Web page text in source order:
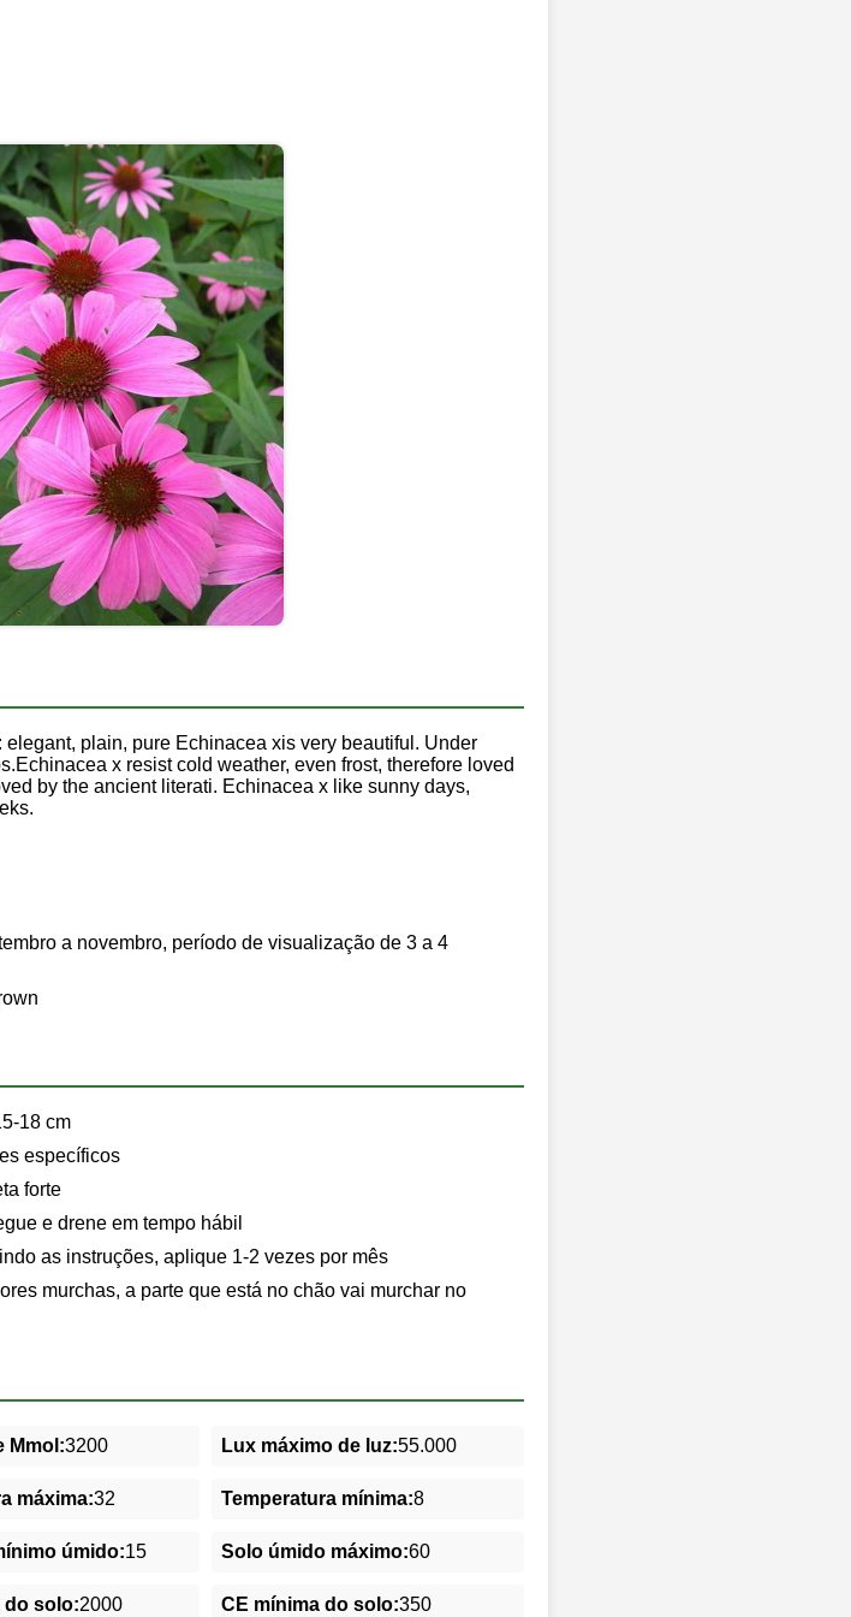
plain, pure Echinacea xis very beautiful. Under
x resist cold weather, even frost, therefore loved
by the ancient literati. Echinacea x like sunny days,
a novembro, período de visualização de 3 a 4
18 cm
específicos
forte
e drene em tempo hábil
as instruções, aplique 1-2 vezes por mês
murchas, a parte que está no chão vai murchar no
Mmol:3200 Lux máximo de luz:55.000
máxima:32 Temperatura mínima:8
úmido:15 Solo úmido máximo:60
do solo:2000 CE mínima do solo:350